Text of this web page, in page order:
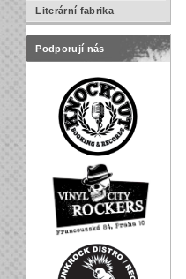
Literární fabrika
Podporují nás